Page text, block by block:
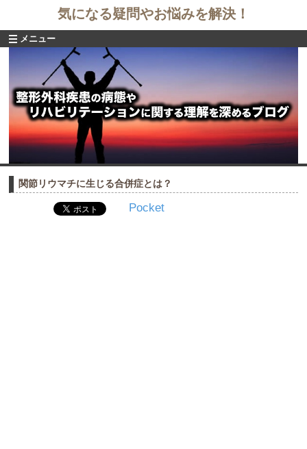
気になる疑問やお悩みを解決！
メニュー
関節リウマチに生じる合併症とは？
Pocket